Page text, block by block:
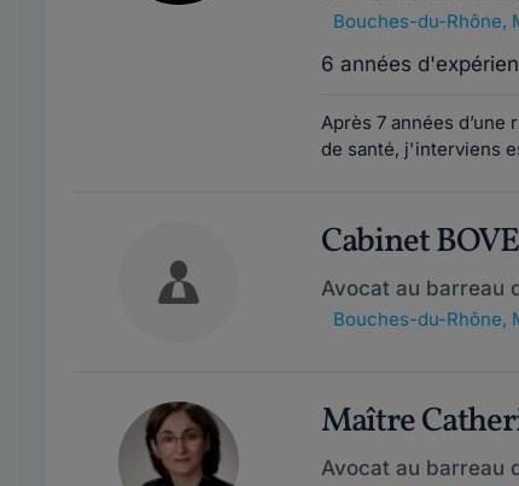
Bouches-du-Rhône,
6 années
Après 7 années
de santé, j'interviens
Cabinet
Avocat au barreau
Bouches-du-Rhône,
Maître
Avocat au barreau